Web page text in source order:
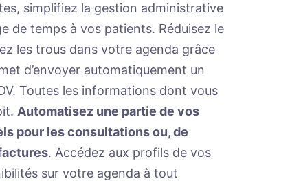
simplifiez la gestion administrative
de temps à vos patients. Réduisez le
les trous dans votre agenda grâce
d’envoyer automatiquement un
Toutes les informations dont vous
Automatisez une partie de vos
pour les consultations ou, de
. Accédez aux profils de vos
sur votre agenda à tout